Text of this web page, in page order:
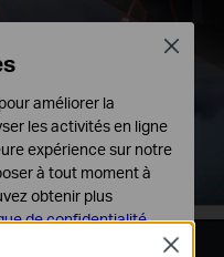
Close
améliorer la
les activités en ligne
expérience sur notre
à tout moment à
obtenir plus
de confidentialité.
Close